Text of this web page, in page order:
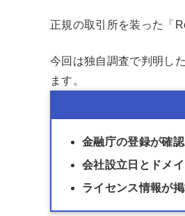
正規の取引所を装った「
今回は独自調査で判明し
ます。
金融庁の登録が確
会社設立日とドメ
ライセンス情報が